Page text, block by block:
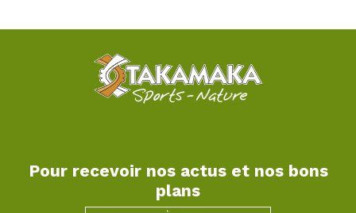
Pour recevoir nos actus et nos bons
plans